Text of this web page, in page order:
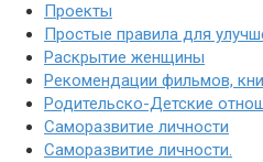
Проекты
Простые правила для
Раскрытие женщины
Рекомендации фильмов,
Родительско-Детские
Саморазвитие личности
Саморазвитие личности.